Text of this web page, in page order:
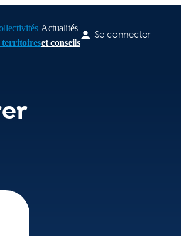
territoires
Actualités
et conseils
Se connecter